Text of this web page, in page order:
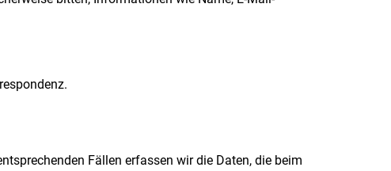
Fällen erfassen wir die Daten, die beim